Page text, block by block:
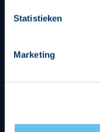
Statistieken
Marketing